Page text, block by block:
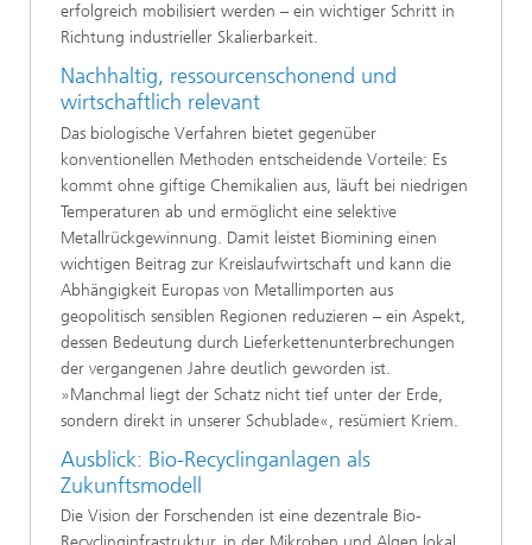
erfolgreich mobilisiert werden – ein wichtiger Schritt in
Richtung industrieller Skalierbarkeit.
Nachhaltig, ressourcenschonend und
wirtschaftlich relevant
Das biologische Verfahren bietet gegenüber
konventionellen Methoden entscheidende Vorteile: Es
kommt ohne giftige Chemikalien aus, läuft bei niedrigen
Temperaturen ab und ermöglicht eine selektive
Metallrückgewinnung. Damit leistet Biomining einen
wichtigen Beitrag zur Kreislaufwirtschaft und kann die
Abhängigkeit Europas von Metallimporten aus
geopolitisch sensiblen Regionen reduzieren – ein Aspekt,
dessen Bedeutung durch Lieferkettenunterbrechungen
der vergangenen Jahre deutlich geworden ist.
»Manchmal liegt der Schatz nicht tief unter der Erde,
sondern direkt in unserer Schublade«, resümiert Kriem.
Ausblick: Bio-Recyclinganlagen als
Zukunftsmodell
Die Vision der Forschenden ist eine dezentrale Bio-